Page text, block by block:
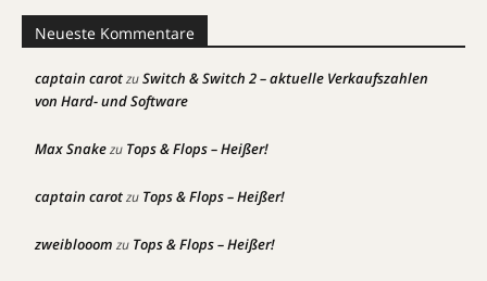
Neueste Kommentare
captain carotzuSwitch & Switch 2 – aktuelle Verkaufszahlen
von Hard- und Software
Max Snakezu Tops & Flops – Heißer!
captain carotzu Tops & Flops – Heißer!
zweiblooom zu Tops & Flops – Heißer!